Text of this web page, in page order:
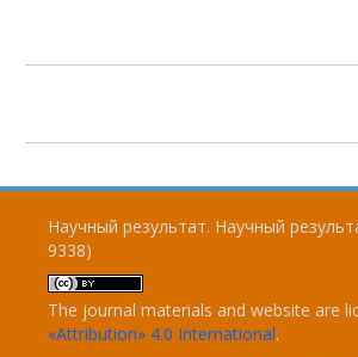
Научный результат. Научный
9338)
The journal materials and website are
«Attribution» 4.0 International.